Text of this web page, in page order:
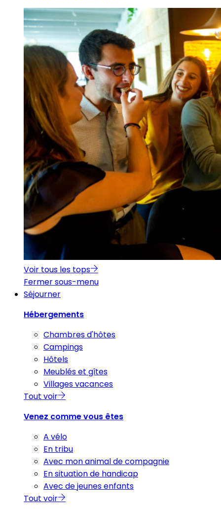
Voir tous les tops
Fermer sous-menu
Séjourner
Hébergements
Chambres d'hôtes
Campings
Hôtels
Meublés et gîtes
Villages vacances
Tout voir
Venez comme vous êtes
A vélo
En tribu
Avec mon animal de compagnie
En situation de handicap
Avec de jeunes enfants
Tout voir